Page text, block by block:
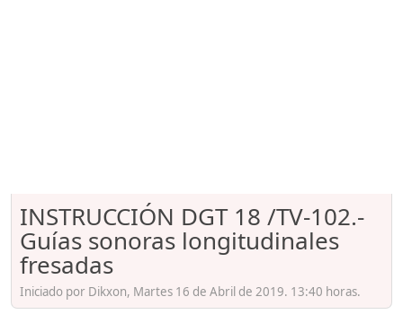
INSTRUCCIÓN DGT 18 /TV-102.-
Guías sonoras longitudinales
fresadas
Iniciado por Dikxon, Martes 16 de Abril de 2019. 13:40 horas.